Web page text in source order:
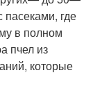
где
в полном
пчел из
которые